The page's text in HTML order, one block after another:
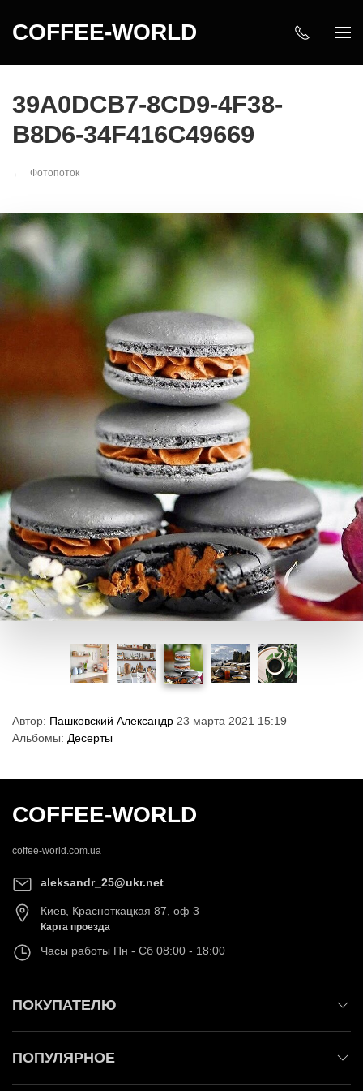
COFFEE-WORLD
39A0DCB7-8CD9-4F38-
B8D6-34F416C49669
Фотопоток
Автор: Пашковский Александр 23 марта 2021 15:19
Альбомы: Десерты
COFFEE-WORLD
coffee-world.com.ua
aleksandr_25@ukr.net
Киев Красноткацкая 87, оф 3
Карта проезда
Часы работы Пн - Сб 08:00 - 18:00
ПОКУПАТЕЛЮ
ПОПУЛЯРНОЕ